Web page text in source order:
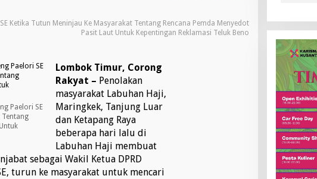
Ketika Tutun Meninjau Ke Masyarakat Tentang Rencana Pemda Menyedot
Pasit Laut Untuk Kepentingan Reklamasi Teluk Beno
Paelori SE
Tentang
Lombok Timur, Corong
Rakyat – Penolakan
masyarakat Labuhan Haji,
Maringkek, Tanjung Luar
dan Ketapang Raya
beberapa hari lalu di
Labuhan Haji membuat
sebagai Wakil Ketua DPRD
turun ke masyarakat untuk mencari